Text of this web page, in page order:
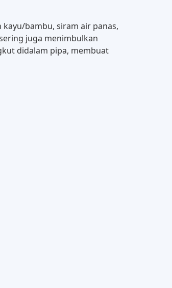
bambu, siram air panas,
juga menimbulkan
didalam pipa, membuat